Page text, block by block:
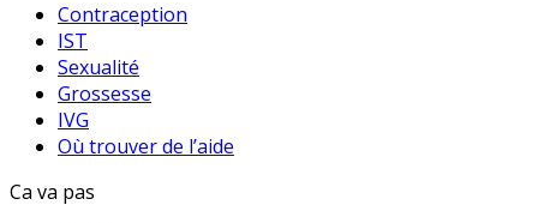
Contraception
IST
Sexualité
Grossesse
IVG
Où trouver de l’aide
Ca va pas